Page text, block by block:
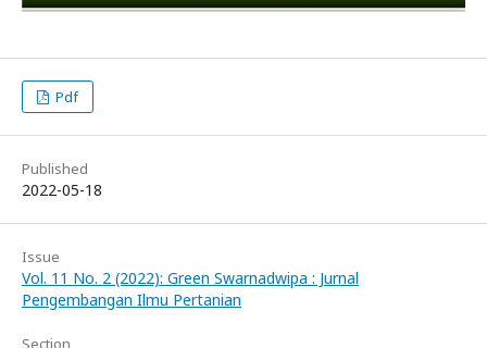
Pdf
Published
2022-05-18
Issue
Vol. 11 No. 2 (2022): Green Swarnadwipa : Jurnal
Pengembangan Ilmu Pertanian
Section